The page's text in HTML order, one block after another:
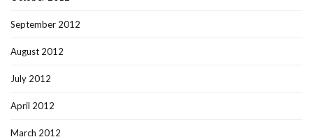
September 2012
August 2012
July 2012
April 2012
March 2012